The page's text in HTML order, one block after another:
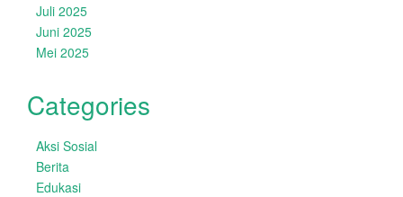
Juli 2025
Juni 2025
Mei 2025
Categories
Aksi Sosial
Berita
Edukasi